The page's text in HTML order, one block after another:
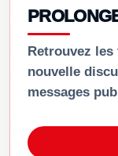
Retrouvez
nouvelle
messages